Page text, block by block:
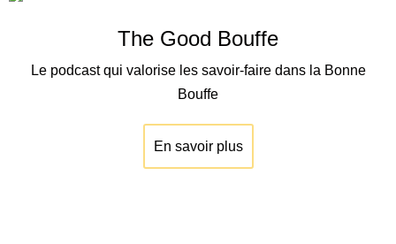
The Good Bouffe
Le podcast qui valorise les savoir-faire dans la Bonne
Bouffe
En savoir plus